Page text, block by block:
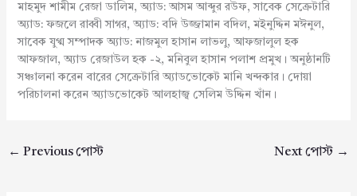
মাহমুদ শামীম রেজা ডালিম, অ্যাড: আসম আব্দুর রউফ, সাবেক সেক্রেটারি
অ্যাড: ফজলে রাব্বী সাগর, অ্যাড: বদি উজ্জামান বদিল, মইনুদ্দিন মঈনুল,
সাবেক যুগ্ম সম্পাদক অ্যাড: নাজমুল হাসান লাভলু, আফজালুল হক
আফজাল, অ্যাড রেজাউল হক -২, মনিবুল হাসান পলাশ প্রমুখ। অনুষ্ঠানটি
সঞ্চালনা করেন বারের সেক্রেটারি অ্যাডভোকেট মানি খন্দকার। দোয়া
পরিচালনা করেন অ্যাডভোকেট আলহাজ্ব সেলিম উদ্দিন খাঁন।
← Previous পোস্ট Next পোস্ট →